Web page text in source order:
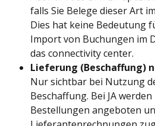
falls Sie Belege dieser Art
Dies hat keine Bedeutung
Import von Buchungen im
das connectivity center.
Lieferung (Beschaffung)
Nur sichtbar bei Nutzung
Beschaffung. Bei JA
Bestellungen angeboten